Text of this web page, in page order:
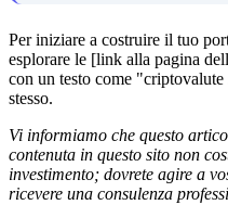
Per iniziare a costruire il tuo
esplorare le [link alla pagina
con un testo come
stesso.
Vi informiamo che questo
contenuta in questo sito non
investimento; dovrete agire a
ricevere una consulenza